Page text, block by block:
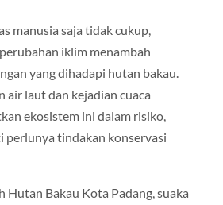
manusia saja tidak cukup,
iklim menambah
yang dihadapi hutan bakau.
air laut dan kejadian cuaca
ekosistem ini dalam risiko,
perlunya tindakan konservasi
Hutan Bakau Kota Padang, suaka